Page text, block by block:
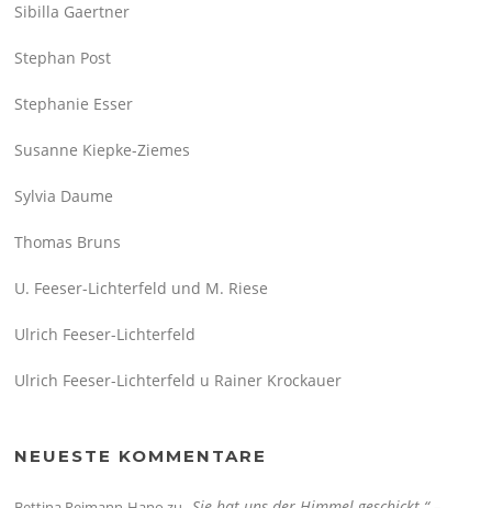
Sibilla Gaertner
Stephan Post
Stephanie Esser
Susanne Kiepke-Ziemes
Sylvia Daume
Thomas Bruns
U. Feeser-Lichterfeld und M. Riese
Ulrich Feeser-Lichterfeld
Ulrich Feeser-Lichterfeld u Rainer Krockauer
NEUESTE KOMMENTARE